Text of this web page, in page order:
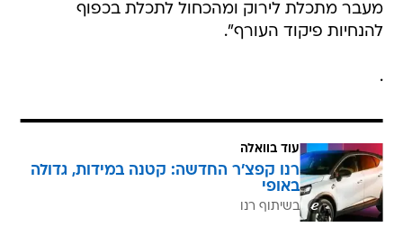
מעבר מתכלת לירוק ומהכחול לתכלת בכפוף
להנחיות פיקוד העורף".
.
עוד בוואלה
רנו קפצ'ר החדשה: קטנה במידות, גדולה
באופי
בשיתוף רנו